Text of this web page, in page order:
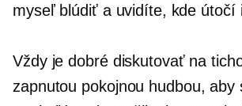
myseľ blúdiť a uvidíte, kde útočí
Vždy je dobré diskutovať na
zapnutou pokojnou hudbou, aby